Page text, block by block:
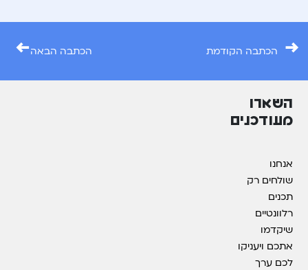
→ הכתבה הקודמת הכתבה הבאה←
השארו
מעודכנים
אנחנו
שולחים רק
תכנים
רלוונטיים
שיקדמו
אתכם ויעניקו
לכם ערך